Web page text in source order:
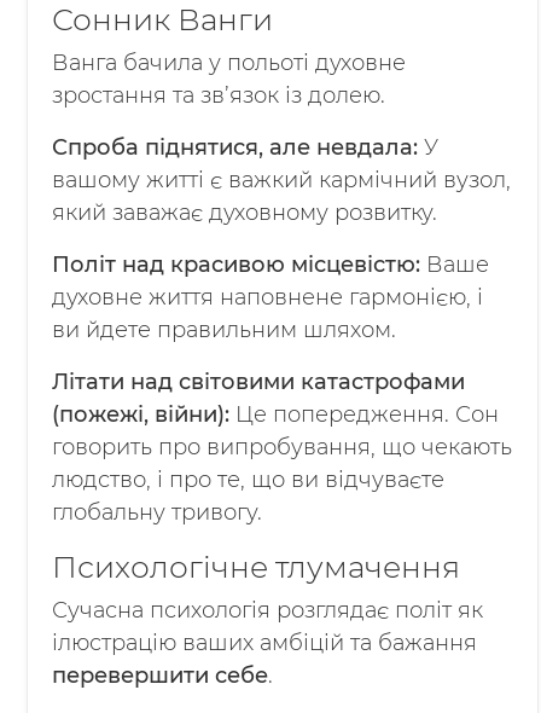
Сонник Ванги
Ванга бачила у польоті духовне
зростання та зв’язок із долею.
Спроба піднятися, але невдала: У
вашому житті є важкий кармічний вузол,
який заважає духовному розвитку.
Політ над красивою місцевістю: Ваше
духовне життя наповнене гармонією, і
ви йдете правильним шляхом.
Літати над світовими катастрофами
(пожежі, війни): Це попередження. Сон
говорить про випробування, що чекають
людство, і про те, що ви відчуваєте
глобальну тривогу.
Психологічне тлумачення
Сучасна психологія розглядає політ як
ілюстрацію ваших амбіцій та бажання
перевершити себе.